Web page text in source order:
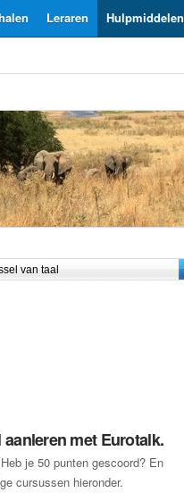
Hulpmiddelen
Leraren
met Eurotalk.
je 50 punten gescoord? En
cursussen hieronder.